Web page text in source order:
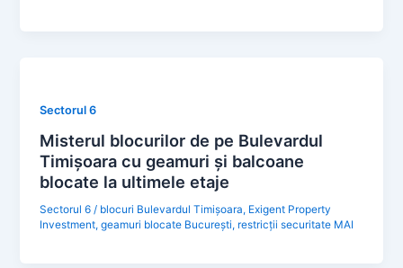
Sectorul 6
Misterul blocurilor de pe Bulevardul
Timișoara cu geamuri și balcoane
blocate la ultimele etaje
Sectorul 6 / blocuri Bulevardul Timișoara, Exigent Property
Investment,geamuri blocate București, restricții securitate MAI